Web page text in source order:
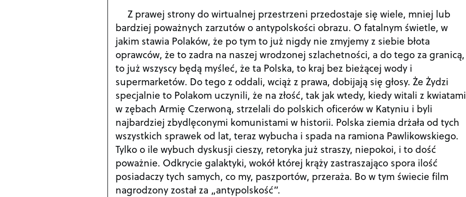
Z prawej strony do wirtualnej przestrzeni przedostaje się wiele, mniej lub
bardziej poważnych zarzutów o antypolskości obrazu. O fatalnym świetle, w
jakim stawia Polaków, że po tym to już nigdy nie zmyjemy z siebie błota
oprawców, że to zadra na naszej wrodzonej szlachetności, a do tego za granicą,
to już wszyscy będą myśleć, że ta Polska, to kraj bez bieżącej wody i
supermarketów. Do tego z oddali, wciąż z prawa, dobijają się głosy. Że Żydzi
specjalnie to Polakom uczynili, że na złość, tak jak wtedy, kiedy witali z kwiatami
w zębach Armię Czerwoną, strzelali do polskich oficerów w Katyniu i byli
najbardziej zbydlęconymi komunistami w historii. Polska ziemia drżała od tych
wszystkich sprawek od lat, teraz wybucha i spada na ramiona Pawlikowskiego.
Tylko o ile wybuch dyskusji cieszy, retoryka już straszy, niepokoi, i to dość
poważnie. Odkrycie galaktyki, wokół której krąży zastraszająco spora ilość
posiadaczy tych samych, co my, paszportów, przeraża. Bo w tym świecie film
nagrodzony został za „antypolskość”.